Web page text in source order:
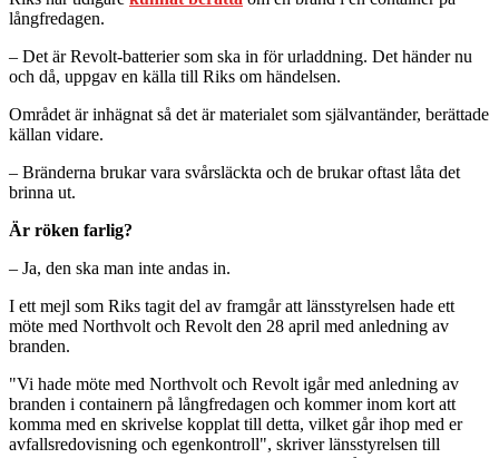
långfredagen.
– Det är Revolt-batterier som ska in för urladdning. Det händer nu
och då, uppgav en källa till Riks om händelsen.
Området är inhägnat så det är materialet som självantänder, berättade
källan vidare.
– Bränderna brukar vara svårsläckta och de brukar oftast låta det
brinna ut.
Är röken farlig?
– Ja, den ska man inte andas in.
I ett mejl som Riks tagit del av framgår att länsstyrelsen hade ett
möte med Northvolt och Revolt den 28 april med anledning av
branden.
"Vi hade möte med Northvolt och Revolt igår med anledning av
branden i containern på långfredagen och kommer inom kort att
komma med en skrivelse kopplat till detta, vilket går ihop med er
avfallsredovisning och egenkontroll", skriver länsstyrelsen till